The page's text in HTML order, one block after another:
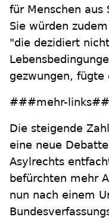
für Menschen aus
Sie würden
"die dezidiert
gezwungen, fügte
###mehr-
Die steigende
eine neue
Asylrechts
befürchten mehr
nun nach einem